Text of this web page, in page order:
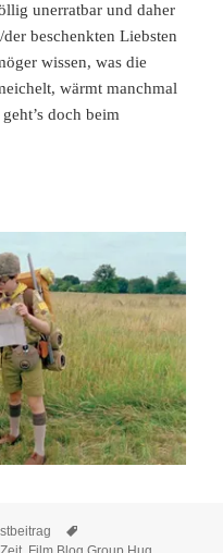
unerratbar und daher
beschenkten Liebsten
wissen, was die
wärmt manchmal
doch beim